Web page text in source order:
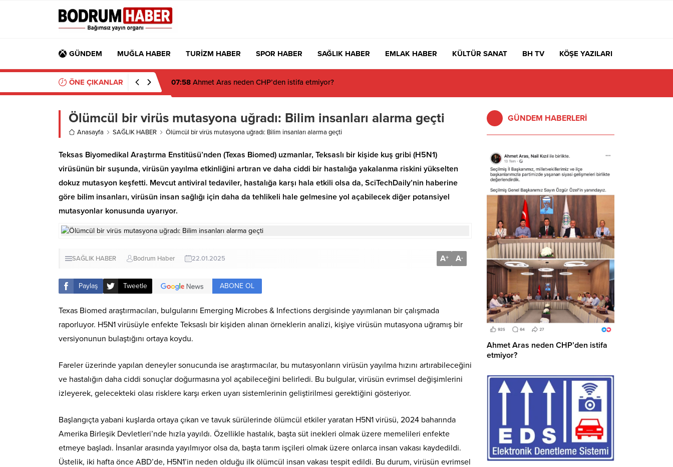
GÜNDEM MUĞLA HABER TURİZM HABER SPOR HABER SAĞLIK HABER EMLAK HABER KÜLTÜR SANAT BH TV KÖŞE YAZILARI
ÖNE ÇIKANLAR 07:58 Ahmet Aras neden CHP’den istifa etmiyor?
Ölümcül bir virüs mutasyona uğradı: Bilim insanları alarma geçti
Anasayfa SAĞLIK HABER Ölümcül bir virüs mutasyona uğradı: Bilim insanları alarma geçti
Teksas Biyomedikal Araştırma Enstitüsü’nden (Texas Biomed) uzmanlar, Teksaslı bir kişide kuş gribi (H5N1)
virüsünün bir suşunda, virüsün yayılma etkinliğini artıran ve daha ciddi bir hastalığa yakalanma riskini yükselten
dokuz mutasyon keşfetti. Mevcut antiviral tedaviler, hastalığa karşı hala etkili olsa da, SciTechDaily’nin haberine
göre bilim insanları, virüsün insan sağlığı için daha da tehlikeli hale gelmesine yol açabilecek diğer potansiyel
mutasyonlar konusunda uyarıyor.
SAĞLIK HABER Bodrum Haber 22.01.2025 A+ A-
Paylaş Tweetle ABONE OL
Texas Biomed araştırmacıları, bulgularını Emerging Microbes & Infections dergisinde yayımlanan bir çalışmada
raporluyor. H5N1 virüsüyle enfekte Teksaslı bir kişiden alınan örneklerin analizi, kişiye virüsün mutasyona uğramış bir
versiyonunun bulaştığını ortaya koydu.
Fareler üzerinde yapılan deneyler sonucunda ise araştırmacılar, bu mutasyonların virüsün yayılma hızını artırabileceğini
ve hastalığın daha ciddi sonuçlar doğurmasına yol açabileceğini belirledi. Bu bulgular, virüsün evrimsel değişimlerini
izleyerek, gelecekteki olası risklere karşı erken uyarı sistemlerinin geliştirilmesi gerektiğini gösteriyor.
Başlangıçta yabani kuşlarda ortaya çıkan ve tavuk sürülerinde ölümcül etkiler yaratan H5N1 virüsü, 2024 baharında
Amerika Birleşik Devletleri’nde hızla yayıldı. Özellikle hastalık, başta süt inekleri olmak üzere memelileri enfekte
etmeye başladı. İnsanlar arasında yayılmıyor olsa da, başta tarım işçileri olmak üzere onlarca insan vakası kaydedildi.
Üstelik, iki hafta önce ABD’de, H5N1’in neden olduğu ilk ölümcül insan vakası tespit edildi. Bu durum, virüsün evrimsel
GÜNDEM HABERLERİ
Ahmet Aras neden CHP’den istifa
etmiyor?